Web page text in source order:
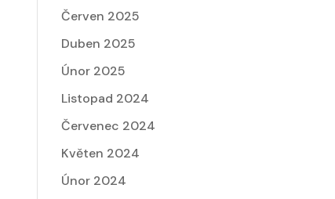
Červen 2025
Duben 2025
Únor 2025
Listopad 2024
Červenec 2024
Květen 2024
Únor 2024